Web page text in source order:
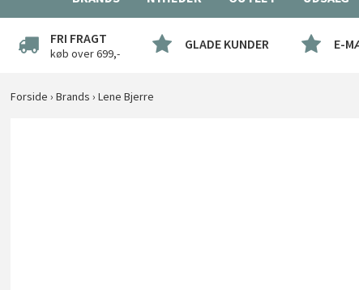
FRI FRAGT
køb over 699,-
GLADE KUNDER E-
Forside ›Brands ›Lene Bjerre